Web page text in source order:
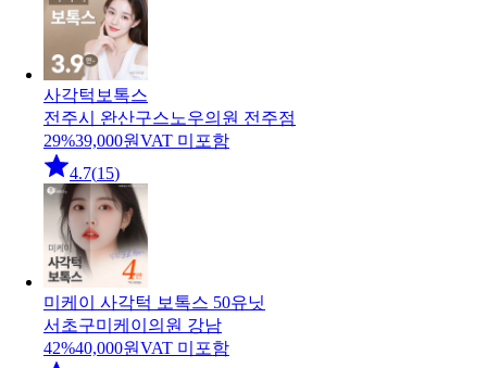
사각턱보톡스
전주시 완산구스노우의원 전주점
29%39,000원VAT 미포함
4.7(15)
미케이 사각턱 보톡스 50유닛
서초구미케이의원 강남
42%40,000원VAT 미포함